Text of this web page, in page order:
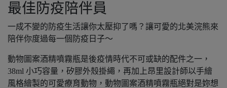
最佳防疫陪伴員
一成不變的防疫生活讓你太壓抑了嗎？讓可愛的北美浣熊來
陪伴你度過每一個防疫日子～
動物圖案酒精噴霧瓶是後疫情時代不可或缺的配件之一，
38ml 小巧容量，矽膠外殼掛繩，再加上昂里設計師以手繪
風格繪製的可愛療育動物，動物圖案酒精噴霧瓶絕對是妳想